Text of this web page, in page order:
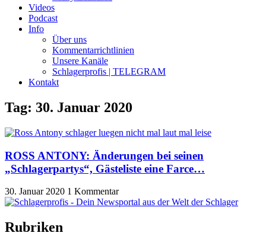
Videos
Podcast
Info
Über uns
Kommentarrichtlinien
Unsere Kanäle
Schlagerprofis | TELEGRAM
Kontakt
Tag: 30. Januar 2020
ROSS ANTONY: Änderungen bei seinen
„Schlagerpartys“, Gästeliste eine Farce…
30. Januar 2020 1 Kommentar
Rubriken